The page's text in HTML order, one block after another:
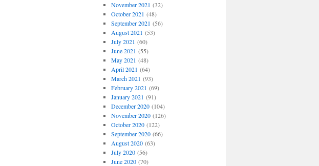
November 2021 (32)
October 2021 (48)
September 2021 (56)
August 2021 (53)
July 2021 (60)
June 2021 (55)
May 2021 (48)
April 2021 (64)
March 2021 (93)
February 2021 (69)
January 2021 (91)
December 2020(104)
November 2020(126)
October 2020(122)
September 2020(66)
August 2020(63)
July 2020(56)
June 2020(70)